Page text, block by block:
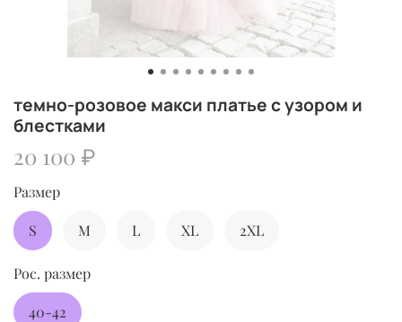
темно-розовое макси платье с узором и
блестками
20 100 ₽
Размер
S M L XL 2XL
Рос. размер
40-42